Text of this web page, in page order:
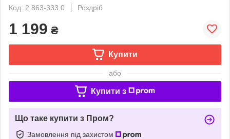
Код: 2.863-333.0
Роздріб
1 199 ₴
Купити
або
Купити з
Що таке купити з Пром?
Замовлення під захистом